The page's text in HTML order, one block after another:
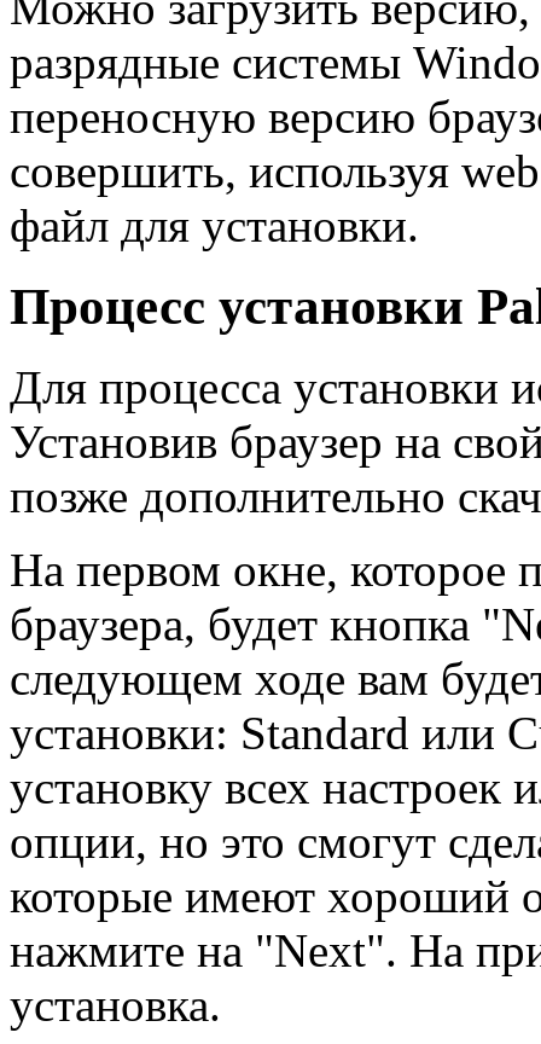
разрядные системы
переносную версию
совершить, используя
файл для установки.
Процесс установки
Для процесса установки
Установив браузер на
позже дополнительно
На первом окне, которое
браузера, будет кнопка
следующем ходе вам
установки: Standard или
установку всех
опции, но это смогут
которые имеют хороший
нажмите на "Next". На
установка.